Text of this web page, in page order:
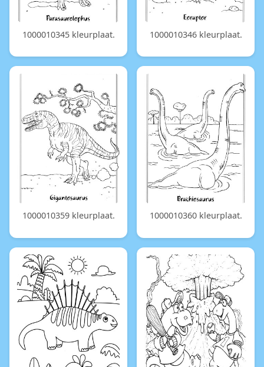
1000010345 kleurplaat. 1000010346 kleurplaat.
1000010359 kleurplaat. 1000010360 kleurplaat.